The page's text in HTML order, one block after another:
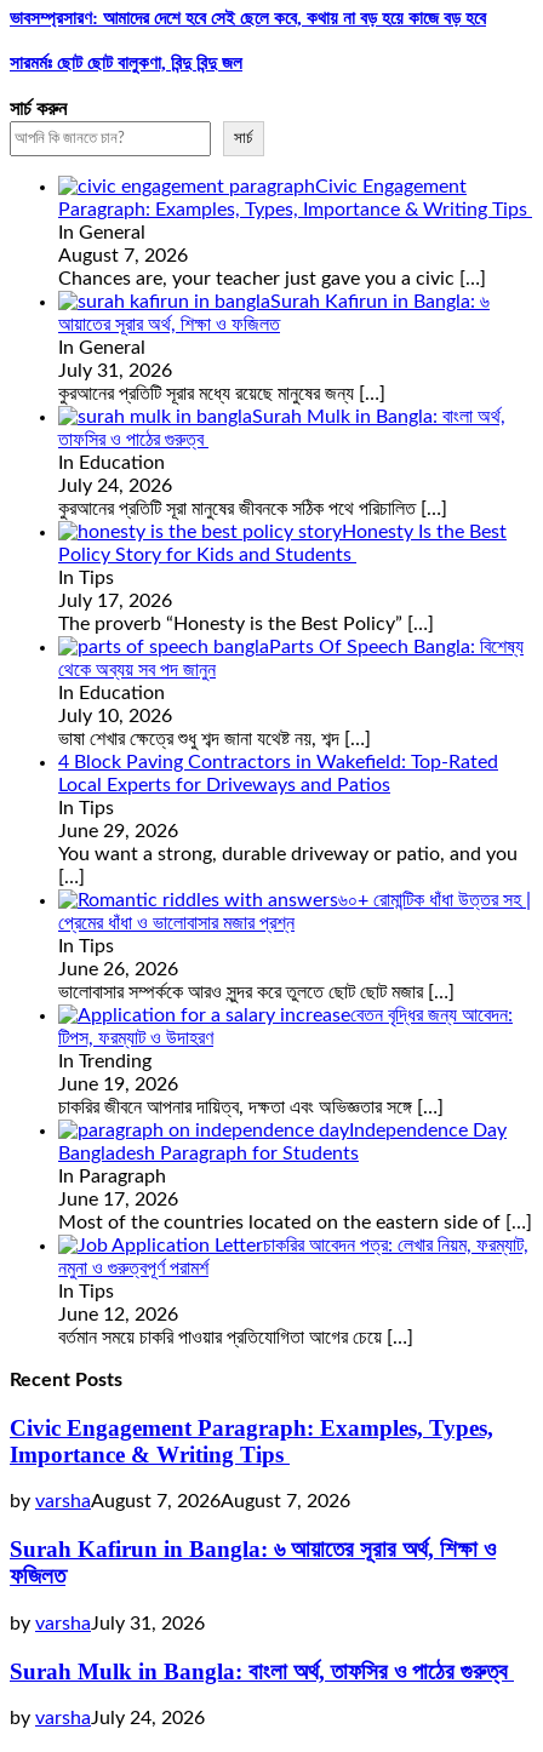
ভাবসম্প্রসারণ: আমাদের দেশে হবে সেই ছেলে কবে, কথায় না বড় হয়ে কাজে বড় হবে
সারমর্মঃ ছোট ছোট বালুকণা, বিন্দু বিন্দু জল
সার্চ করুন
সার্চ
Civic Engagement
Paragraph: Examples, Types, Importance & Writing Tips
In General
August 7, 2026
Chances are, your teacher just gave you a civic […]
Surah Kafirun in Bangla: ৬
আয়াতের সূরার অর্থ, শিক্ষা ও ফজিলত
In General
July 31, 2026
কুরআনের প্রতিটি সূরার মধ্যে রয়েছে মানুষের জন্য […]
Surah Mulk in Bangla: বাংলা অর্থ,
তাফসির ও পাঠের গুরুত্ব
In Education
July 24, 2026
কুরআনের প্রতিটি সূরা মানুষের জীবনকে সঠিক পথে পরিচালিত […]
Honesty Is the Best
Policy Story for Kids and Students
In Tips
July 17, 2026
The proverb “Honesty is the Best Policy” […]
Parts Of Speech Bangla: বিশেষ্য
থেকে অব্যয় সব পদ জানুন
In Education
July 10, 2026
ভাষা শেখার ক্ষেত্রে শুধু শব্দ জানা যথেষ্ট নয়, শব্দ […]
4 Block Paving Contractors in Wakefield: Top-Rated
Local Experts for Driveways and Patios
In Tips
June 29, 2026
You want a strong, durable driveway or patio, and you
[…]
৬০+ রোমান্টিক ধাঁধা উত্তর সহ |
প্রেমের ধাঁধা ও ভালোবাসার মজার প্রশ্ন
In Tips
June 26, 2026
ভালোবাসার সম্পর্ককে আরও সুন্দর করে তুলতে ছোট ছোট মজার […]
বেতন বৃদ্ধির জন্য আবেদন:
টিপস, ফরম্যাট ও উদাহরণ
In Trending
June 19, 2026
চাকরির জীবনে আপনার দায়িত্ব, দক্ষতা এবং অভিজ্ঞতার সঙ্গে […]
Independence Day
Bangladesh Paragraph for Students
In Paragraph
June 17, 2026
Most of the countries located on the eastern side of […]
চাকরির আবেদন পত্র: লেখার নিয়ম, ফরম্যাট,
নমুনা ও গুরুত্বপূর্ণ পরামর্শ
In Tips
June 12, 2026
বর্তমান সময়ে চাকরি পাওয়ার প্রতিযোগিতা আগের চেয়ে […]
Recent Posts
Civic Engagement Paragraph: Examples, Types,
Importance & Writing Tips
by varshaAugust 7, 2026August 7, 2026
Surah Kafirun in Bangla: ৬ আয়াতের সূরার অর্থ, শিক্ষা ও
ফজিলত
by varshaJuly 31, 2026
Surah Mulk in Bangla: বাংলা অর্থ, তাফসির ও পাঠের গুরুত্ব
by varshaJuly 24, 2026